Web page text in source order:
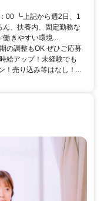
00 ┗上記から週2日、1
ん、扶養内、固定勤務な
働きやすい環境...
の調整もOK ぜひご応募
給アップ！未経験でも
！売り込み等はなし！...